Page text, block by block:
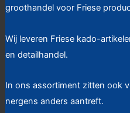
groothandel voor Friese
Wij leveren Friese kado-
en detailhandel.
In ons assortiment zitten ook
nergens anders aantreft.